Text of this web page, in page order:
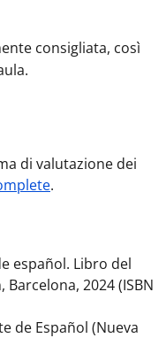
consigliata, così
di valutazione dei
.
español. Libro del
2024 (ISBN
de Español (Nueva